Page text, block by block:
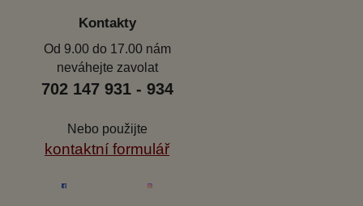
Kontakty
Od 9.00 do 17.00 nám
neváhejte zavolat
702 147 931 - 934
Nebo použijte
kontaktní formulář